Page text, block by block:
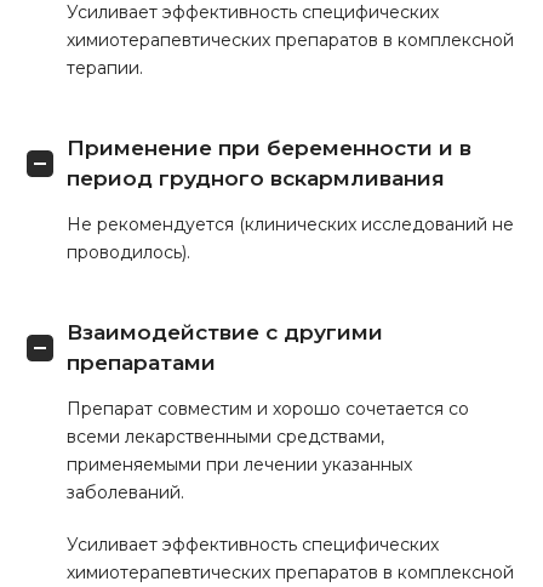
Усиливает эффективность специфических
химиотерапевтических препаратов в комплексной
терапии.
Применение при беременности и в
период грудного вскармливания
Не рекомендуется (клинических исследований не
проводилось).
Взаимодействие с другими
препаратами
Препарат совместим и хорошо сочетается со
всеми лекарственными средствами,
применяемыми при лечении указанных
заболеваний.
Усиливает эффективность специфических
химиотерапевтических препаратов в комплексной